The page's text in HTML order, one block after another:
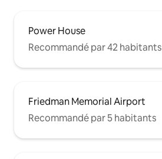
Power House
Recommandé par 42 habitants
Friedman Memorial Airport
Recommandé par 5 habitants